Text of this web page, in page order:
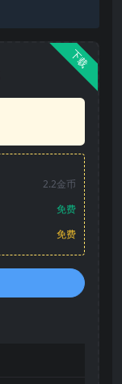
下载
2.2金币
免费
免费